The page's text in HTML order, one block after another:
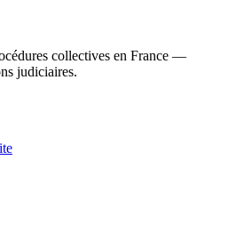
collectives en France —
judiciaires.